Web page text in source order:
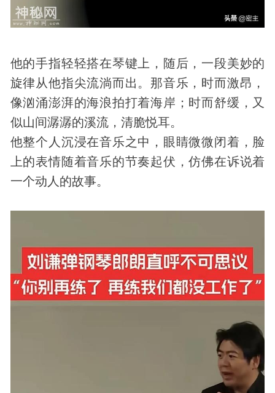
他的手指轻轻搭在琴键上，随后，一段美妙的
旋律从他指尖流淌而出。那音乐，时而激昂，
像汹涌澎湃的海浪拍打着海岸；时而舒缓，又
似山间潺潺的溪流，清脆悦耳。
他整个人沉浸在音乐之中，眼睛微微闭着，脸
上的表情随着音乐的节奏起伏，仿佛在诉说着
一个动人的故事。